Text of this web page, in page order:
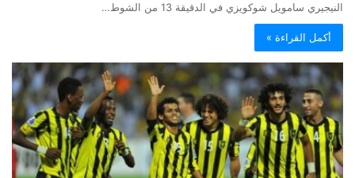
النيجيري سامويل شوكويزي في الدقيقة 13 من الشوط…
أكمل القراءة »